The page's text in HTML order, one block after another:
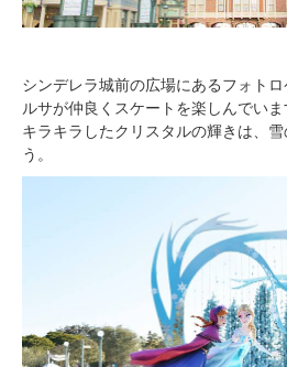
シンデレラ城前の広場にあるフォト
ルサが仲良くスケートを楽しんでいま
キラキラしたクリスタルの輝きは、
う。